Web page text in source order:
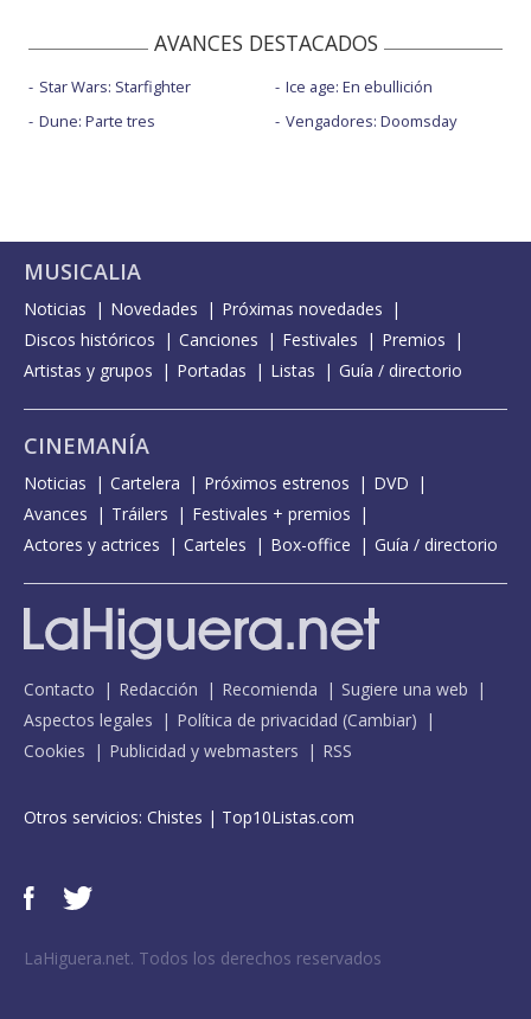
AVANCES DESTACADOS
Star Wars: Starfighter
Dune: Parte tres
Ice age: En ebullición
Vengadores: Doomsday
MUSICALIA
Noticias Novedades
Próximas novedades
Discos históricos
Canciones Festivales
Premios
Artistas y grupos
Portadas Listas Guía / directorio
CINEMANÍA
Noticias Cartelera Próximos estrenos
DVD
Avances
Tráilers
Festivales + premios
Actores y actrices
Carteles Box-office Guía / directorio
Contacto Redacción Recomienda
Sugiere una web
Aspectos legales
Política de privacidad (Cambiar)
Cookies
Publicidad y webmasters RSS
Otros servicios: Chistes | Top10Listas.com
LaHiguera.net. Todos los derechos reservados